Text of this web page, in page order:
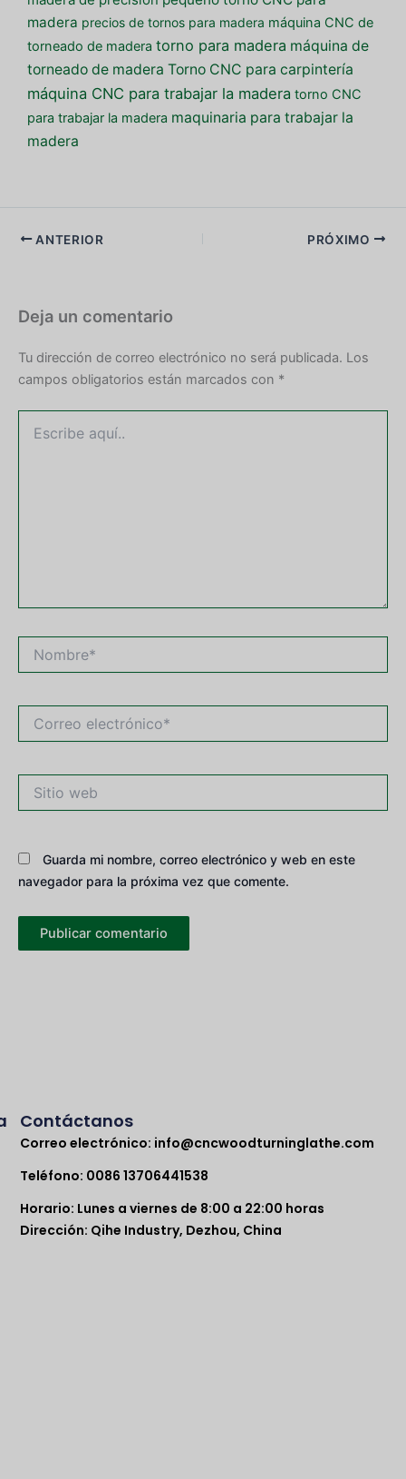
madera precios de tornos para madera máquina CNC de
torneado de madera torno para madera máquina de
torneado de madera Torno CNC para carpintería
máquina CNC para trabajar la madera torno CNC
para trabajar la madera maquinaria para trabajar la
madera
ANTERIOR PRÓXIMO
Deja un comentario
Tu dirección de correo electrónico no será publicada. Los
campos obligatorios están marcados con *
aquí..
electrónico*
web
Guarda mi nombre, correo electrónico y web en este
navegador para la próxima vez que comente.
Contáctanos
Correo electrónico: info@cncwoodturninglathe.com
Teléfono: 0086 13706441538
Horario: Lunes a viernes de 8:00 a 22:00 horas
Dirección: Qihe Industry, Dezhou, China